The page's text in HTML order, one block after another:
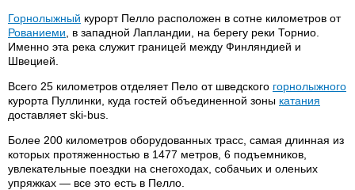
Горнолыжный курорт Пелло расположен в сотне километров от
Рованиеми , в западной Лапландии, на берегу реки Торнио.
Именно эта река служит границей между Финляндией и
Швецией.
Всего 25 километров отделяет Пело от шведского горнолыжного
курорта Пуллинки, куда гостей объединенной зоны катания
доставляет ski-bus.
Более 200 километров оборудованных трасс, самая длинная из
которых протяженностью в 1477 метров, 6 подъемников,
увлекательные поездки на снегоходах, собачьих и оленьих
упряжках — все это есть в Пелло.